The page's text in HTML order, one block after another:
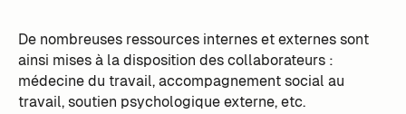
De nombreuses ressources internes et externes sont
ainsi mises à la disposition des collaborateurs :
médecine du travail, accompagnement social au
travail, soutien psychologique externe, etc.